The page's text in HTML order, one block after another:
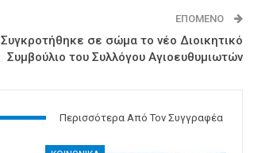
ΕΠΌΜΕΝΟ
Συγκροτήθηκε σε σώμα το νέο Διοικητικό
Συμβούλιο του Συλλόγου Αγιοευθυμιωτών
Περισσότερα Από Τον Συγγραφέα